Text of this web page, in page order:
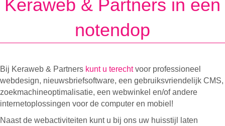
Keraweb & Partners in een
notendop
Bij Keraweb & Partners kunt u terechtvoor professioneel
webdesign, nieuwsbriefsoftware, een gebruiksvriendelijk CMS,
zoekmachineoptimalisatie, een webwinkel en/of andere
internetoplossingen voor de computer en mobiel!
Naast de webactiviteiten kunt u bij ons uw huisstijl laten